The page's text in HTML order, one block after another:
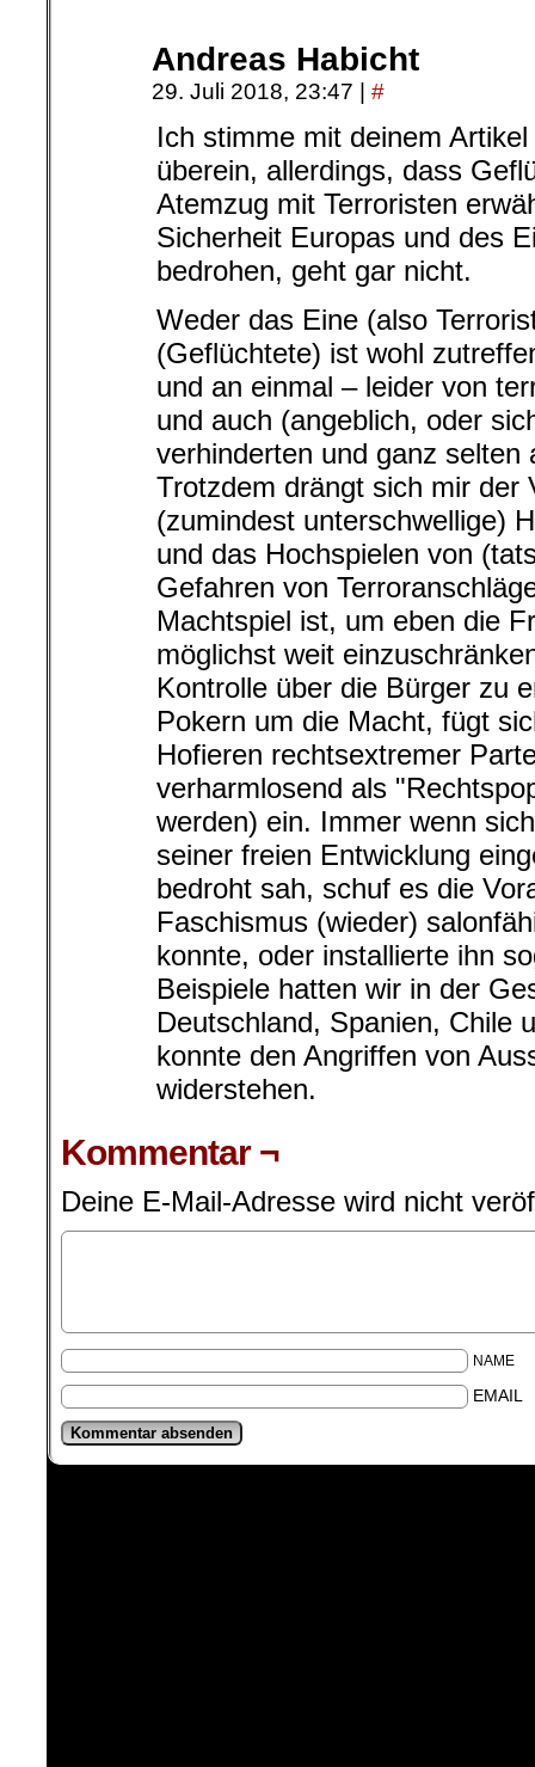
Andreas Habicht
29. Juli 2018, 23:47 #
Ich stimme mit deinem
überein, allerdings, dass
Atemzug mit Terroristen
Sicherheit Europas und des
bedrohen, geht gar nicht.
Weder das Eine (also
(Geflüchtete) ist wohl
und an einmal – leider von
und auch (angeblich, oder
verhinderten und ganz
Trotzdem drängt sich mir der
(zumindest unterschwellige)
und das Hochspielen von
Gefahren von
Machtspiel ist, um eben die
möglichst weit
Kontrolle über die Bürger zu
Pokern um die Macht, fügt
Hofieren rechtsextremer
verharmlosend als
werden) ein. Immer wenn
seiner freien Entwicklung
bedroht sah, schuf es die
Faschismus (wieder)
konnte, oder installierte ihn
Beispiele hatten wir in der
Deutschland, Spanien, Chile
konnte den Angriffen von
widerstehen.
Kommentar ¬
Deine E-Mail-Adresse wird nicht
NAME
EMAIL